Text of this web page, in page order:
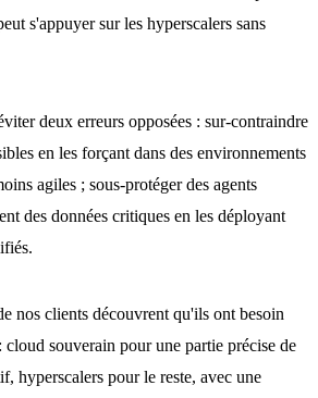
s'appuyer sur les hyperscalers sans
deux erreurs opposées : sur-contraindre
en les forçant dans des environnements
agiles ; sous-protéger des agents
des données critiques en les déployant
nos clients découvrent qu'ils ont besoin
: cloud souverain pour une partie précise de
hyperscalers pour le reste, avec une